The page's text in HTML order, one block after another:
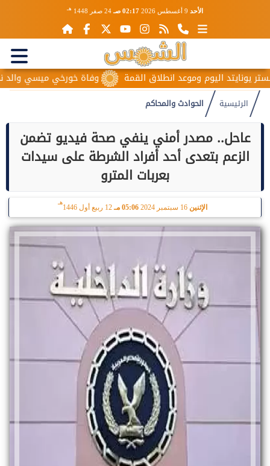
الأحد 02:17 صـ 24 صفر 1448 هـ
وفاة خورخي ميسي والد نجم اليوم وموعد انطلاق القمة
الرئيسية الحوادث والمحاكم
عاحل.. مصدر أمني ينفي صحة فيديو تضمن
الزعم بتعدى أحد أفراد الشرطة على سيدات
بعربات المترو
الإثنين 05:06 مـ 12 ربيع أول 1446
هـ